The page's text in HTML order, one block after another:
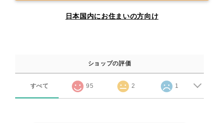
日本国内にお住まいの方向け
ショップの評価
すべて 95 2 1